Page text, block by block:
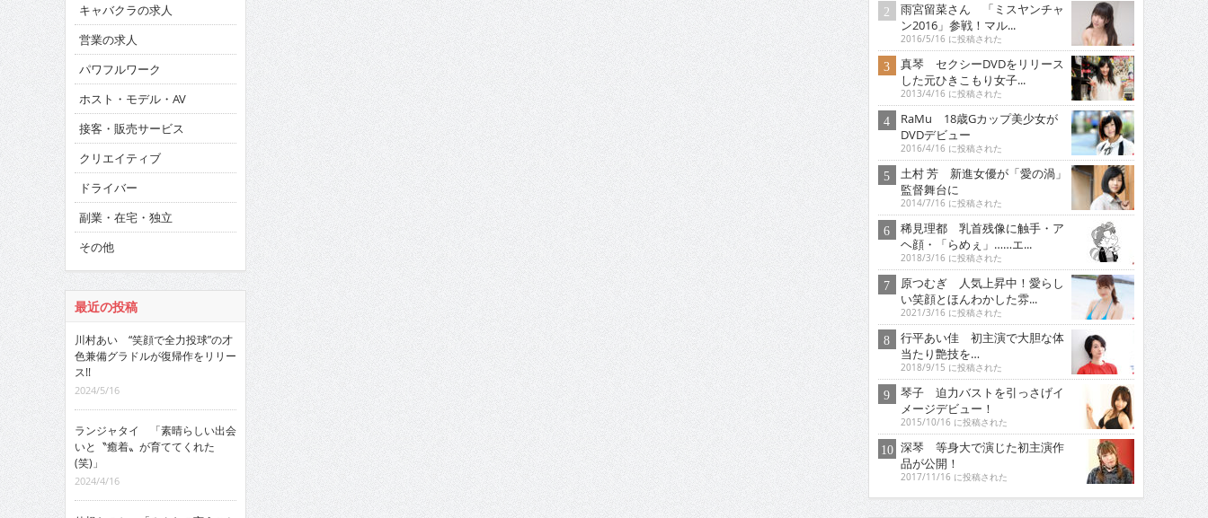
キャバクラの求人
営業の求人
パワフルワーク
ホスト・モデル・AV
接客・販売サービス
クリエイティブ
ドライバー
副業・在宅・独立
その他
最近の投稿
川村あい “笑顔で全力投球”の才
色兼備グラドルが復帰作をリリー
ス!!
2024/5/16
ランジャタイ 「素晴らしい出会
いと〝癒着〟が育ててくれた
(笑)」
2024/4/16
雨宮留菜さん 「ミスヤンチャ
ン2016」参戦！マル...
2016/5/16 に投稿された
真琴 セクシーDVDをリリース
した元ひきこもり女子...
2013/4/16 に投稿された
RaMu 18歳Gカップ美少女が
DVDデビュー
2016/4/16 に投稿された
土村 芳 新進女優が「愛の渦」
監督舞台に
2014/7/16 に投稿された
稀見理都 乳首残像に触手・ア
ヘ顔・「らめぇ」……エ...
2018/3/16 に投稿された
原つむぎ 人気上昇中！愛らし
い笑顔とほんわかした雰...
2021/3/16 に投稿された
行平あい佳 初主演で大胆な体
当たり艶技を…
2018/9/15 に投稿された
琴子 迫力バストを引っさげイ
メージデビュー！
2015/10/16 に投稿された
深琴 等身大で演じた初主演作
品が公開！
2017/11/16 に投稿された